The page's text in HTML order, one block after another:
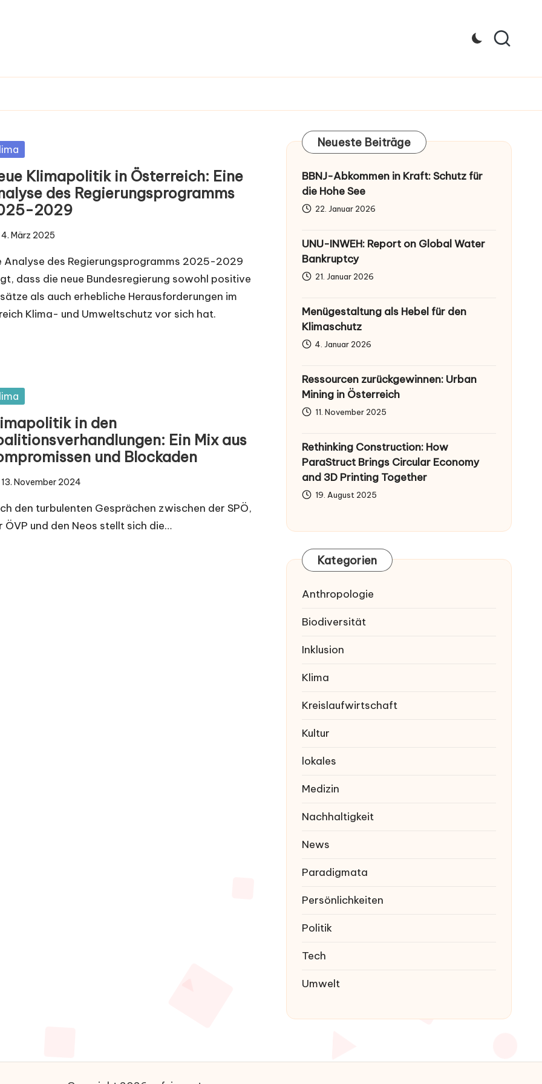
Klimapolitik in Österreich: Eine
des Regierungsprogramms
2029
4. März 2025
Analyse des Regierungsprogramms 2025-2029
dass die neue Bundesregierung sowohl positive
als auch erhebliche Herausforderungen im
Klima- und Umweltschutz vor sich hat.
in den
Ein Mix aus
und Blockaden
13. November 2024
den turbulenten Gesprächen zwischen der SPÖ,
ÖVP und den Neos stellt sich die…
Neueste Beiträge
BBNJ-Abkommen in Kraft: Schutz für
die Hohe See
22. Januar 2026
UNU-INWEH: Report on Global Water
Bankruptcy
21. Januar 2026
Menügestaltung als Hebel für den
Klimaschutz
4. Januar 2026
Ressourcen zurückgewinnen: Urban
Mining in Österreich
11. November 2025
Rethinking Construction: How
ParaStruct Brings Circular Economy
and 3D Printing Together
19. August 2025
Kategorien
Anthropologie
Biodiversität
Inklusion
Klima
Kreislaufwirtschaft
Kultur
lokales
Medizin
Nachhaltigkeit
News
Paradigmata
Persönlichkeiten
Politik
Tech
Umwelt